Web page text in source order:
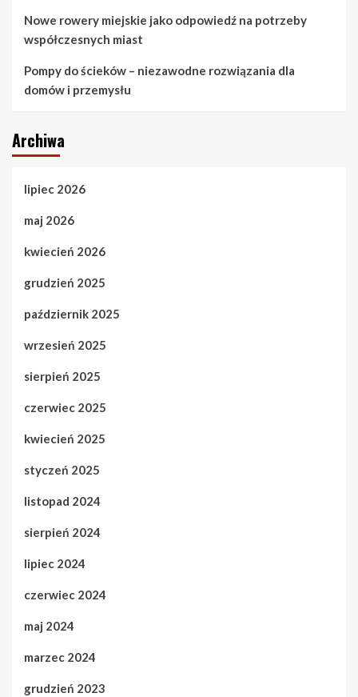
Nowe rowery miejskie jako odpowiedź na potrzeby
współczesnych miast
Pompy do ścieków – niezawodne rozwiązania dla
domów i przemysłu
Archiwa
lipiec 2026
maj 2026
kwiecień 2026
grudzień 2025
październik 2025
wrzesień 2025
sierpień 2025
czerwiec 2025
kwiecień 2025
styczeń 2025
listopad 2024
sierpień 2024
lipiec 2024
czerwiec 2024
maj 2024
marzec 2024
grudzień 2023